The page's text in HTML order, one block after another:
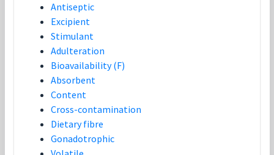
Antiseptic
Excipient
Stimulant
Adulteration
Bioavailability (F)
Absorbent
Content
Cross-contamination
Dietary fibre
Gonadotrophic